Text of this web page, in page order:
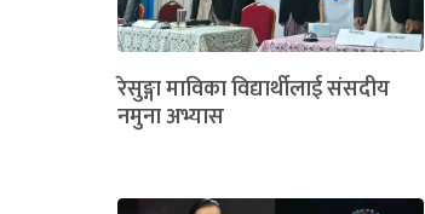
रेसुङ्गा माविका विद्यार्थीलाई संसदीय
नमुना अभ्यास